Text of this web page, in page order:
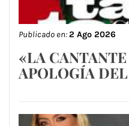
Publicado en:2 Ago 2026
«LA
APOLOGÍA